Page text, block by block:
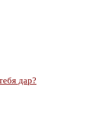
дар?